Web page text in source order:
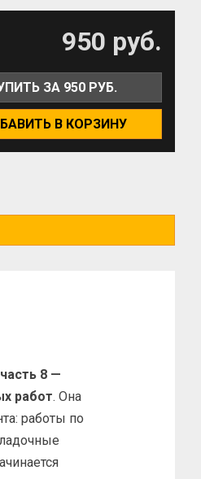
950 руб.
ЗА 950 РУБ.
В КОРЗИНУ
часть 8 —
работ. Она
работы по